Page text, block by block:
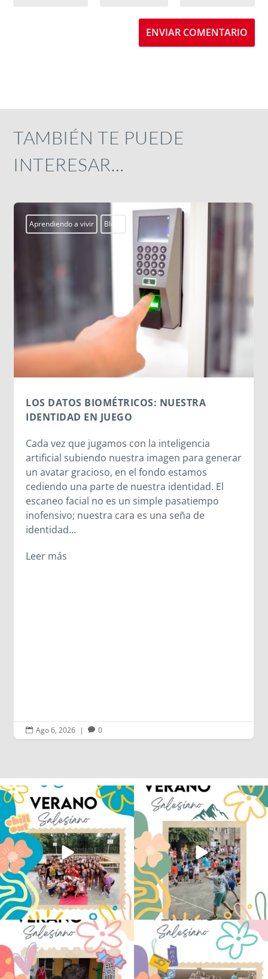
ENVIAR COMENTARIO
TAMBIÉN TE PUEDE
INTERESAR…
Aprendiendo a vivir Blogs
LOS DATOS BIOMÉTRICOS: NUESTRA
IDENTIDAD EN JUEGO
Cada vez que jugamos con la inteligencia
artificial subiendo nuestra imagen para generar
un avatar gracioso, en el fondo estamos
cediendo una parte de nuestra identidad. El
escaneo facial no es un simple pasatiempo
inofensivo; nuestra cara es una seña de
identidad...
Leer más
 Ago 6, 2026 |  0
Los alumnos de 6º de Primaria, 1º y 2º
de la ESO...
146 2
La diversión y la alegría también se han
sentido...
95 0
No hay verano sin que sea Salesiano ❤️
💫 en Luz 4
...
0
viviendo la alegría en el campamento
...